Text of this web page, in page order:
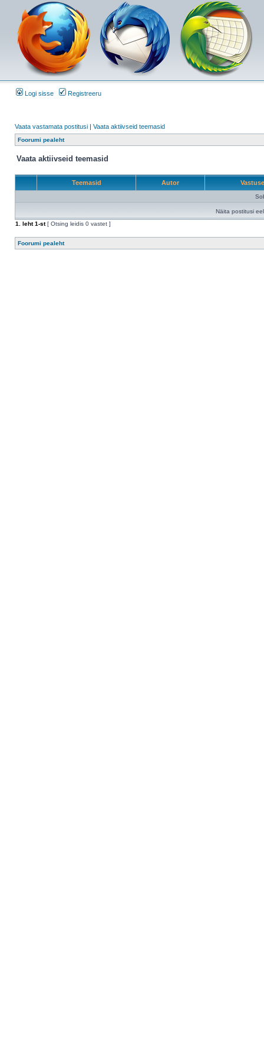
Logi sisse Registreeru
Vaata vastamata postitusi | Vaata aktiivseid teemasid
Foorumi pealeht
Vaata aktiivseid teemasid
Teemasid Autor
Näita postitusi
1
. leht1-st[ Otsing leidis 0 vastet ]
Foorumi pealeht